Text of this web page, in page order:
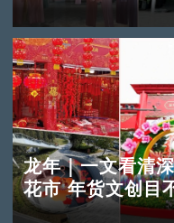
龙年｜一文看清
花市 年货文创目